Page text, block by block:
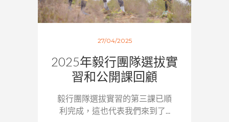
27/04/2025
2025年毅行團隊選拔實
習和公開課回顧
毅行團隊選拔實習的第三課已順
利完成，這也代表我們來到了...